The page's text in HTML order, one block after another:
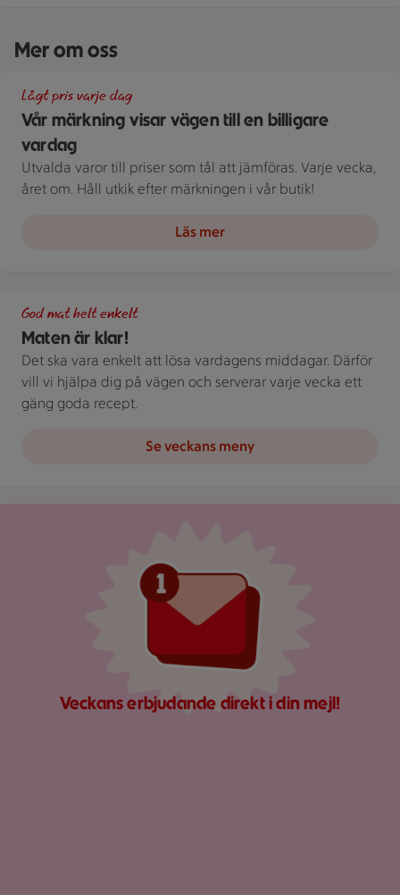
Mer om oss
Vår märkning visar vägen till en billigare
vardag
Lågt pris varje dag
Utvalda varor till priser som tål att jämföras. Varje vecka,
året om. Håll utkik efter märkningen i vår butik!
Läs mer
Maten är klar!
God mat helt enkelt
Det ska vara enkelt att lösa vardagens middagar. Därför
vill vi hjälpa dig på vägen och serverar varje vecka ett
gäng goda recept.
Se veckans meny
Veckans erbjudande direkt i din mejl!